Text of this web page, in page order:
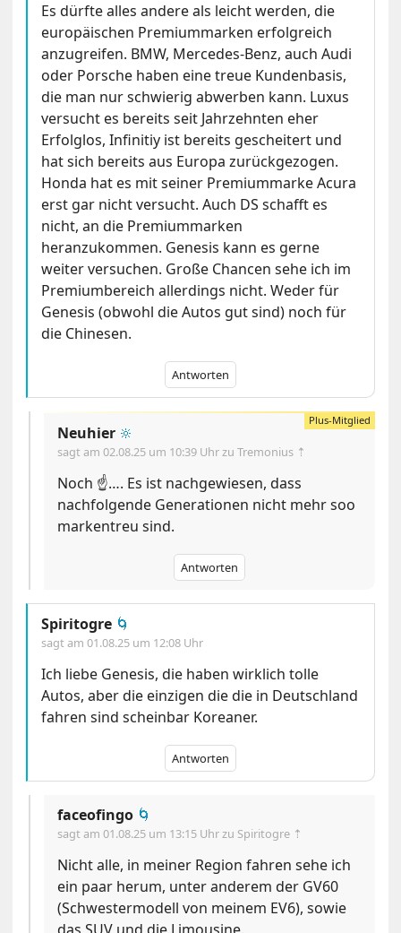
Es dürfte alles andere als leicht werden, die
europäischen Premiummarken erfolgreich
anzugreifen. BMW, Mercedes-Benz, auch Audi
oder Porsche haben eine treue Kundenbasis,
die man nur schwierig abwerben kann. Luxus
versucht es bereits seit Jahrzehnten eher
Erfolglos, Infinitiy ist bereits gescheitert und
hat sich bereits aus Europa zurückgezogen.
Honda hat es mit seiner Premiummarke Acura
erst gar nicht versucht. Auch DS schafft es
nicht, an die Premiummarken
heranzukommen. Genesis kann es gerne
weiter versuchen. Große Chancen sehe ich im
Premiumbereich allerdings nicht. Weder für
Genesis (obwohl die Autos gut sind) noch für
die Chinesen.
Antworten
Neuhier 🔆
sagt am02.08.25 um 10:39 Uhrzu Tremonius ⇡
Noch ☝️…. Es ist nachgewiesen, dass
nachfolgende Generationen nicht mehr soo
markentreu sind.
Antworten
Spiritogre 🌀
sagt am01.08.25 um 12:08 Uhr
Ich liebe Genesis, die haben wirklich tolle
Autos, aber die einzigen die die in Deutschland
fahren sind scheinbar Koreaner.
Antworten
faceofingo 🌀
sagt am01.08.25 um 13:15 Uhrzu Spiritogre ⇡
Nicht alle, in meiner Region fahren sehe ich
ein paar herum, unter anderem der GV60
(Schwestermodell von meinem EV6), sowie